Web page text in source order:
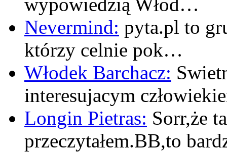
Nevermind: pyta.pl to
którzy celnie pok…
Włodek Barchacz:
interesujacym
Longin Pietras: Sorr,że
przeczytałem.BB,to